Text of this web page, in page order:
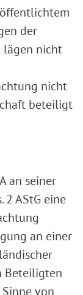
der
lägen nicht
nicht
beteiligt
an seiner
2 AStG eine
an einer
Beteiligten
von